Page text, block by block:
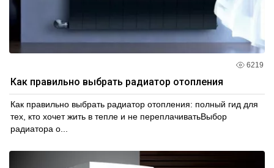
6219
Как правильно выбрать радиатор отопления
Как правильно выбрать радиатор отопления: полный гид для
тех, кто хочет жить в тепле и не переплачиватьВыбор
радиатора о...